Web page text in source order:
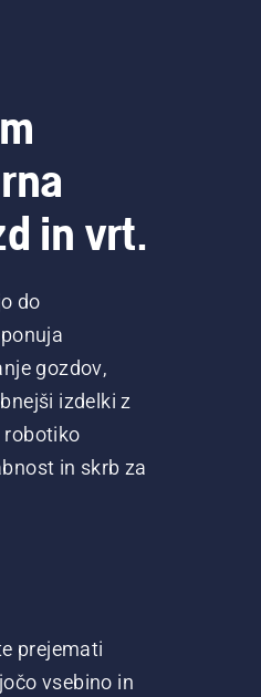
in vrt.
do
gozdov,
izdelki z
in skrb za
prejemati
vsebino in